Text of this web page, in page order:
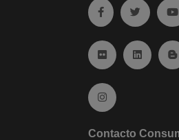
Ir a facebook
Ir a
Ir a Flickr (abre
Ir a
Ir a Instagram
Contacto